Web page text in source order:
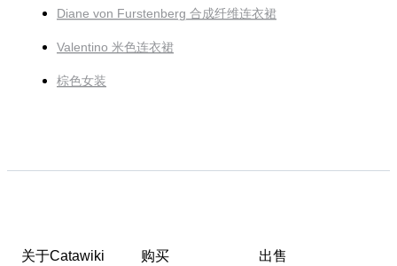
Diane von Furstenberg 合成纤维连衣裙
Valentino 米色连衣裙
棕色女装
关于Catawiki 购买 出售